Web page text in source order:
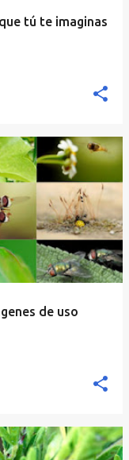
tú te imaginas
de uso